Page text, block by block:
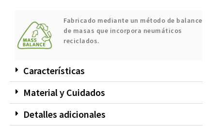
Fabricado mediante un método de balance
de masas que incorpora neumáticos
reciclados.
Características
Material y Cuidados
Detalles adicionales